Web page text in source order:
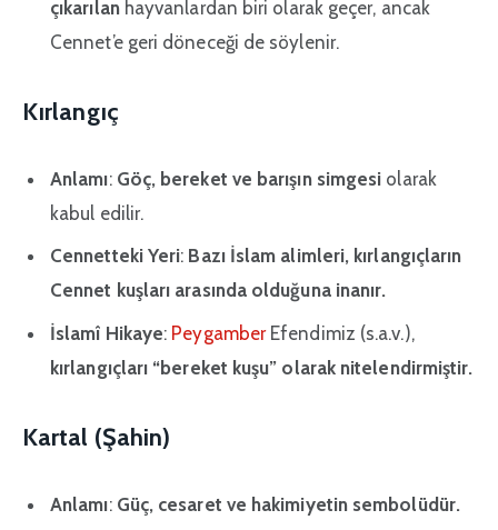
çıkarılanhayvanlardan biri olarak geçer, ancak
Cennet’e geri döneceği de söylenir.
Kırlangıç
Anlamı: Göç, bereket ve barışın simgesi olarak
kabul edilir.
Cennetteki Yeri: Bazı İslam alimleri, kırlangıçların
Cennet kuşları arasında olduğuna inanır.
İslamî Hikaye: PeygamberEfendimiz (s.a.v.),
kırlangıçları “bereket kuşu” olarak nitelendirmiştir.
Kartal (Şahin)
Anlamı: Güç, cesaret ve hakimiyetin sembolüdür.